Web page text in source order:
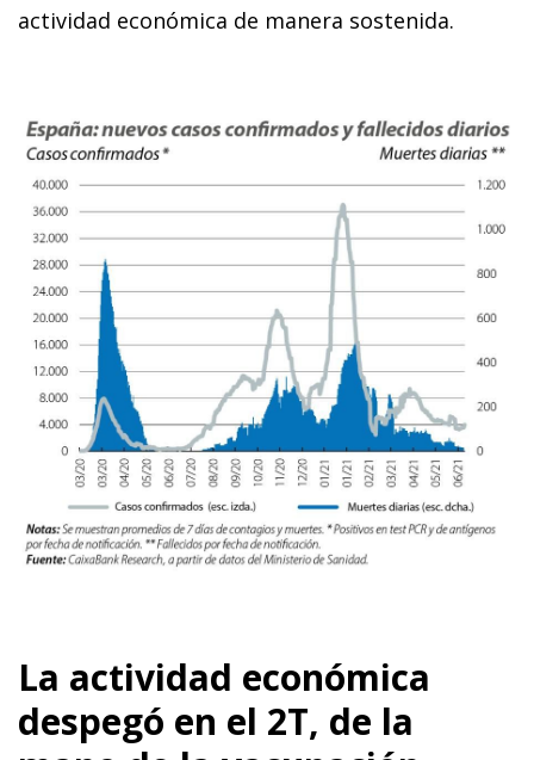
actividad económica de manera sostenida.
La actividad económica
despegó en el 2T, de la